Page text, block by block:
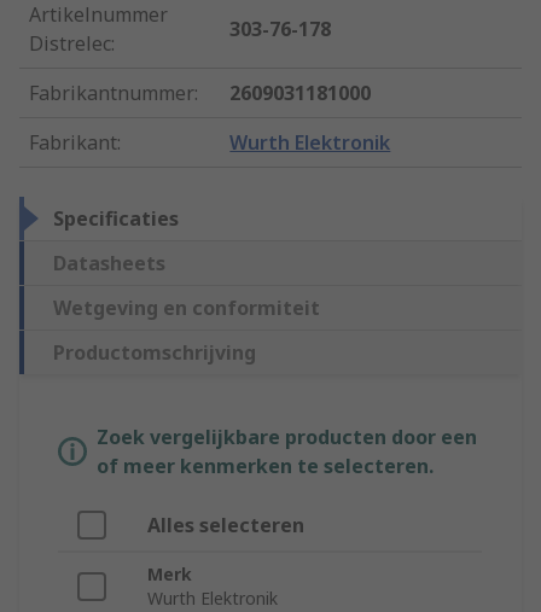
Artikelnummer
Distrelec:
303-76-178
Fabrikantnummer:
2609031181000
Fabrikant: Wurth Elektronik
Specificaties
Datasheets
Wetgeving en conformiteit
Productomschrijving
Zoek vergelijkbare producten door een
of meer kenmerken te selecteren.
Alles selecteren
Merk
Wurth Elektronik